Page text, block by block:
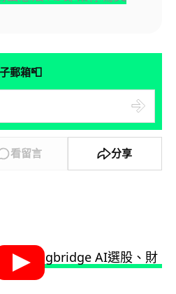
郵箱📮
看留言 分享